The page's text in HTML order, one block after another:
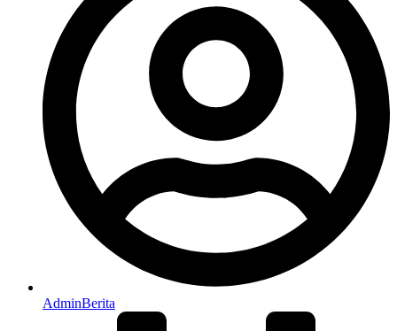
AdminBerita